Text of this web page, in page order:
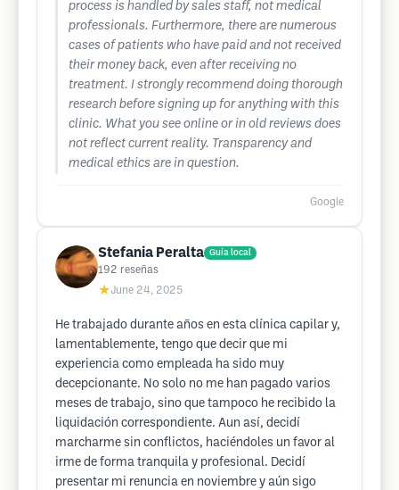
process is handled by sales staff, not medical
professionals. Furthermore, there are numerous
cases of patients who have paid and not received
their money back, even after receiving no
treatment. I strongly recommend doing thorough
research before signing up for anything with this
clinic. What you see online or in old reviews does
not reflect current reality. Transparency and
medical ethics are in question.
Google
Stefania Peralta Guía local
192 reseñas
★June 24, 2025
He trabajado durante años en esta clínica capilar y,
lamentablemente, tengo que decir que mi
experiencia como empleada ha sido muy
decepcionante. No solo no me han pagado varios
meses de trabajo, sino que tampoco he recibido la
liquidación correspondiente. Aun así, decidí
marcharme sin conflictos, haciéndoles un favor al
irme de forma tranquila y profesional. Decidí
presentar mi renuncia en noviembre y aún sigo